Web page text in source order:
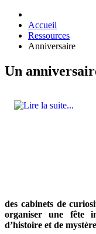
Accueil
Ressources
Anniversaire
Un
des cabinets de
organiser une fête
d’histoire et de